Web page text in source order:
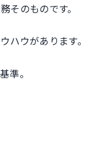
そのものです。
ハウがあります。
準。